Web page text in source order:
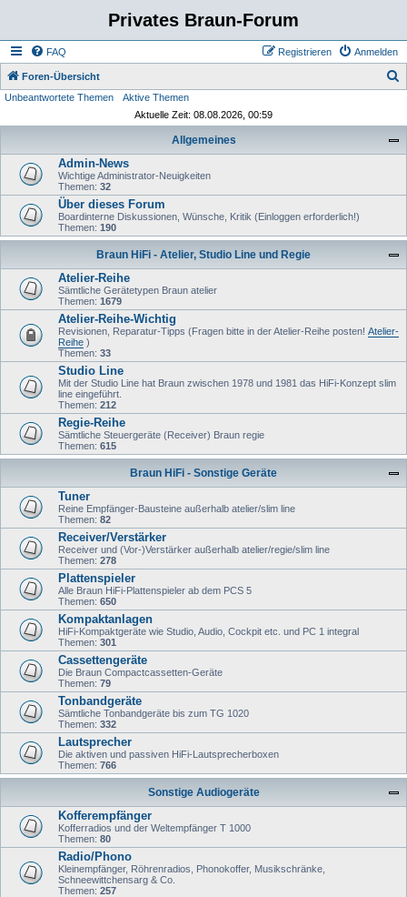
Privates Braun-Forum
FAQ Anmelden
Registrieren
Foren-Übersicht
Unbeantwortete Themen
Aktive Themen
Aktuelle Zeit: 08.08.2026, 00:59
Allgemeines
Admin-News
Wichtige Administrator-Neuigkeiten
Themen: 32
Über dieses Forum
Boardinterne Diskussionen, Wünsche, Kritik (Einloggen erforderlich!)
Themen: 190
Braun HiFi - Atelier, Studio Line und Regie
Atelier-Reihe
Sämtliche Gerätetypen Braun atelier
Themen: 1679
Atelier-Reihe-Wichtig
Revisionen, Reparatur-Tipps (Fragen bitte in der Atelier-Reihe posten! Atelier-
Reihe )
Themen: 33
Studio Line
Mit der Studio Line hat Braun zwischen 1978 und 1981 das HiFi-Konzept slim
line eingeführt.
Themen: 212
Regie-Reihe
Sämtliche Steuergeräte (Receiver) Braun regie
Themen: 615
Braun HiFi - Sonstige Geräte
Tuner
Reine Empfänger-Bausteine außerhalb atelier/slim line
Themen: 82
Receiver/Verstärker
Receiver und (Vor-)Verstärker außerhalb atelier/regie/slim line
Themen: 278
Plattenspieler
Alle Braun HiFi-Plattenspieler ab dem PCS 5
Themen: 650
Kompaktanlagen
HiFi-Kompaktgeräte wie Studio, Audio, Cockpit etc. und PC 1 integral
Themen: 301
Cassettengeräte
Die Braun Compactcassetten-Geräte
Themen: 79
Tonbandgeräte
Sämtliche Tonbandgeräte bis zum TG 1020
Themen: 332
Lautsprecher
Die aktiven und passiven HiFi-Lautsprecherboxen
Themen: 766
Sonstige Audiogeräte
Kofferempfänger
Kofferradios und der Weltempfänger T 1000
Themen: 80
Radio/Phono
Kleinempfänger, Röhrenradios, Phonokoffer, Musikschränke,
Schneewittchensarg & Co.
Themen: 257